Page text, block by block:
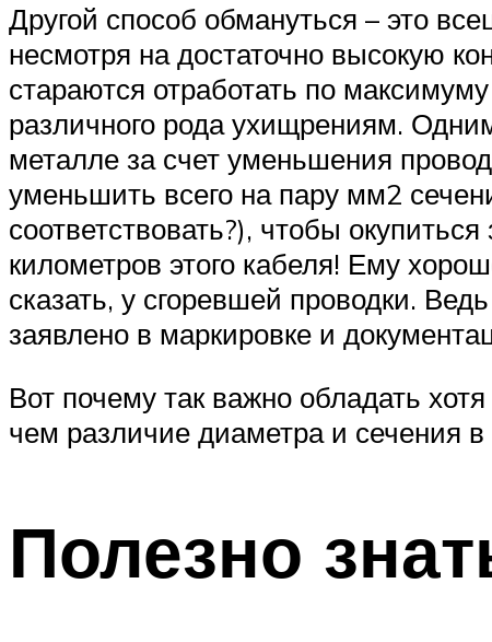
Другой способ обмануться – это
несмотря на достаточно высокую
стараются отработать по
различного рода ухищрениям.
металле за счет уменьшения
уменьшить всего на пару мм2
соответствовать?), чтобы
километров этого кабеля! Ему
сказать, у сгоревшей проводки.
заявлено в маркировке и
Вот почему так важно обладать
чем различие диаметра и сечения в
Полезно